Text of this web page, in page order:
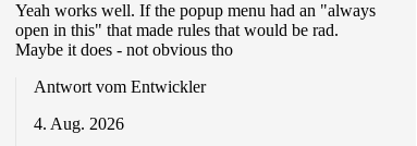
Yeah works well. If the popup menu had an "always
open in this" that made rules that would be rad.
Maybe it does - not obvious tho
Antwort vom Entwickler
4. Aug. 2026